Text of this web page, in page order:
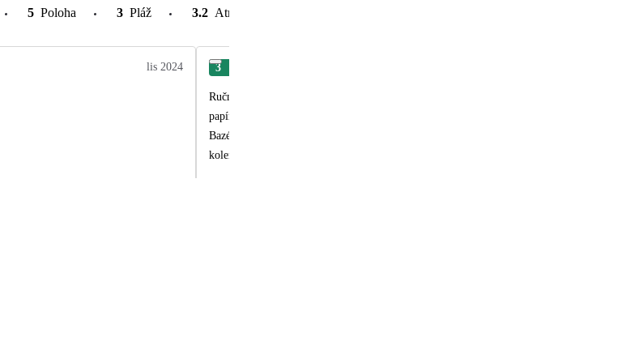
5 Poloha 3 Pláž 3.2 Atrakce v okolí
lis 2024 3
Ručníky byly vyměněny pouze den po příjezdu a den před odjezdem. V ostatních dnech
papír, natož ustlaná postel nebo alespoň zametená podlaha. V restauraci si s čistotou
Bazén je pěkný a personál přátelský. Koupání na nejbližší pláži (cca 15 min.) je při odlivu
kolena i daleko od břehu, další menší pláž je od hotelu vzdálena cca 30 min. a je docela